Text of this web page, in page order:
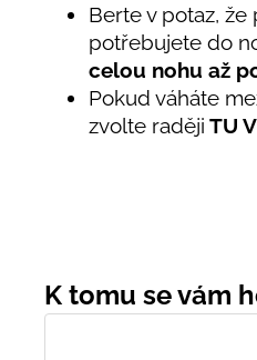
Berte v potaz, že
potřebujete do
celou nohu až
Pokud váháte
zvolte raději TU